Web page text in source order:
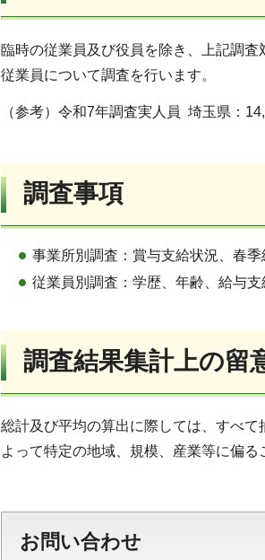
臨時の従業員及び役員を除き、上記調
従業員について調査を行います。
（参考）令和7年調査実人員 埼玉県：
調査事項
事業所別調査：賞与支給状況、春
従業員別調査：学歴、年齢、給与
調査結果集計上の留
総計及び平均の算出に際しては、すべ
よって特定の地域、規模、産業等に偏る
お問い合わせ